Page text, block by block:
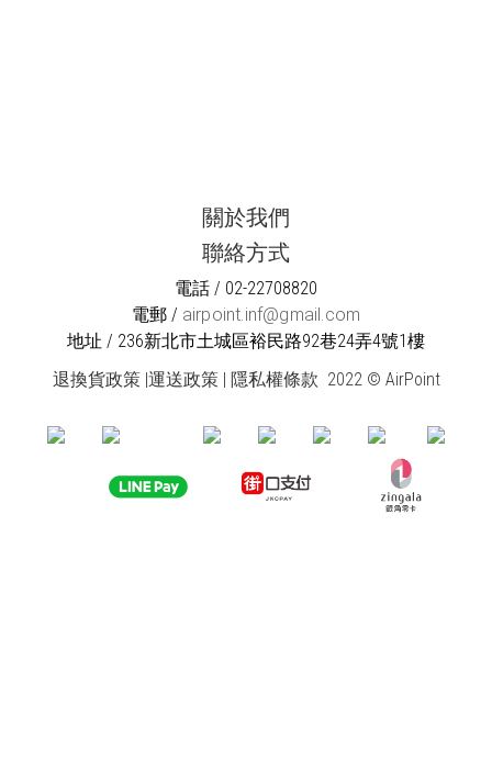
關於我們
聯絡方式
電話 / 02-22708820
電郵 / airpoint.inf@gmail.com
地址 / 236新北市土城區裕民路92巷24弄4號1樓
退換貨政策|運送政策| 隱私權條款 2022 © AirPoint